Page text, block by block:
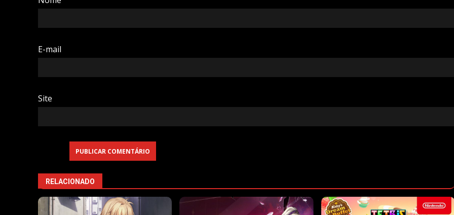
E-mail
Site
RELACIONADO